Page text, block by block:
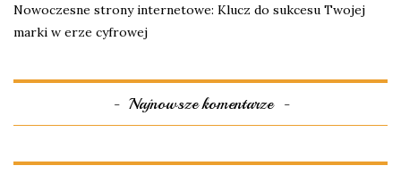
Nowoczesne strony internetowe: Klucz do sukcesu Twojej
marki w erze cyfrowej
Najnowsze komentarze